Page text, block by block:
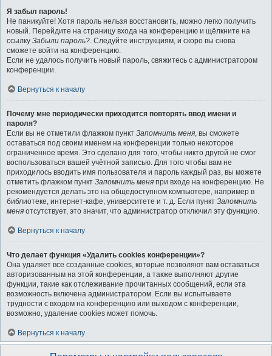
Я забыл пароль!
Не паникуйте! Хотя пароль нельзя восстановить, можно легко получить
новый. Перейдите на страницу входа на конференцию и щёлкните на
ссылку Забыли пароль?. Следуйте инструкциям, и скоро вы снова
сможете войти на конференцию.
Если не удалось получить новый пароль, свяжитесь с администратором
конференции.
Вернуться к началу
Почему мне периодически приходится повторять ввод имени и
пароля?
Если вы не отметили флажком пункт Запомнить меня, вы сможете
оставаться под своим именем на конференции только некоторое
ограниченное время. Это сделано для того, чтобы никто другой не смог
воспользоваться вашей учётной записью. Для того чтобы вам не
приходилось вводить имя пользователя и пароль каждый раз, вы можете
отметить флажком пункт Запомнить меня при входе на конференцию. Не
рекомендуется делать это на общедоступном компьютере, например в
библиотеке, интернет-кафе, университете и т. д. Если пункт Запомнить
меня отсутствует, это значит, что администратор отключил эту функцию.
Вернуться к началу
Что делает функция «Удалить cookies конференции»?
Она удаляет все созданные cookies, которые позволяют вам оставаться
авторизованным на этой конференции, а также выполняют другие
функции, такие как отслеживание прочитанных сообщений, если эта
возможность включена администратором. Если вы испытываете
трудности с входом на конференцию или выходом с конференции,
возможно, удаление cookies может помочь.
Вернуться к началу